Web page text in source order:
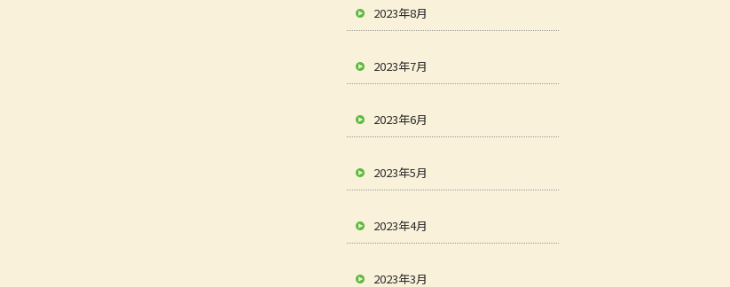
2023年8月
2023年7月
2023年6月
2023年5月
2023年4月
2023年3月